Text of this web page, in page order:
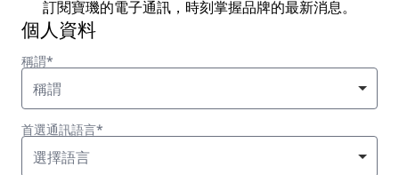
訂閱寶璣的電子通訊，時刻掌握品牌的最新消息。
個人資料
稱謂*
稱謂
首選通訊語言*
選擇語言